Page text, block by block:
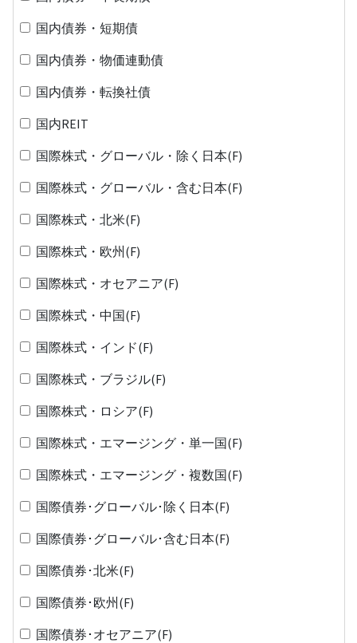
国内債券・短期債
国内債券・物価連動債
国内債券・転換社債
国内REIT
国際株式・グローバル・除く日本(F)
国際株式・グローバル・含む日本(F)
国際株式・北米(F)
国際株式・欧州(F)
国際株式・オセアニア(F)
国際株式・中国(F)
国際株式・インド(F)
国際株式・ブラジル(F)
国際株式・ロシア(F)
国際株式・エマージング・単一国(F)
国際株式・エマージング・複数国(F)
国際債券･グローバル･除く日本(F)
国際債券･グローバル･含む日本(F)
国際債券･北米(F)
国際債券･欧州(F)
国際債券･オセアニア(F)